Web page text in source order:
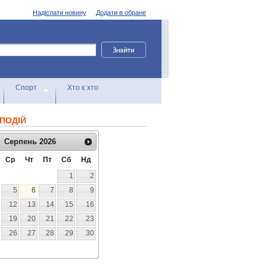
Додати в обране
Надіслати новину
Спорт Хто є хто
Серпень 2026
Ср Чт Пт Сб
Нд
1
2
5 6 7 8
9
12 13 14 15
16
19 20 21 22
23
26 27 28 29
30